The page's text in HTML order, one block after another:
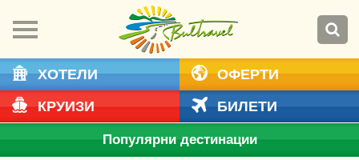
ХОТЕЛИ
ОФЕРТИ
КРУИЗИ
БИЛЕТИ
Популярни дестинации